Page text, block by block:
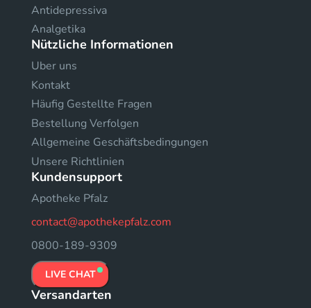
Antidepressiva
Analgetika
Nützliche Informationen
Uber uns
Kontakt
Häufig Gestellte Fragen
Bestellung Verfolgen
Allgemeine Geschäftsbedingungen
Unsere Richtlinien
Kundensupport
Apotheke Pfalz
contact@apothekepfalz.com
0800-189-9309
LIVE CHAT
Versandarten